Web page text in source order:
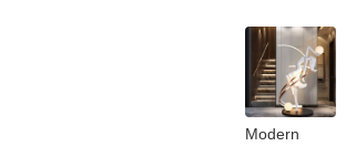
Modern